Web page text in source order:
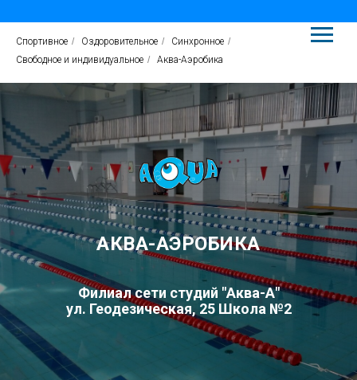
Спортивное / Оздоровительное / Синхронное /
Свободное и индивидуальное / Аква-Аэробика
АКВА-АЭРОБИКА
Филиал сети студий "Аква-А"
ул. Геодезическая, 25 Школа №2